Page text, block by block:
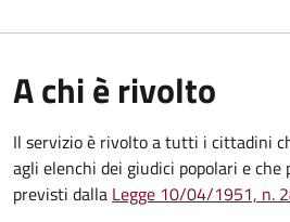
A chi è rivolto
Il servizio è rivolto a tutti i cittadini
agli elenchi dei giudici popolari e che
previsti dalla Legge 10/04/1951, n.